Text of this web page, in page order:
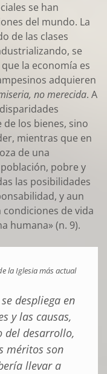
se han
del mundo. La
de las clases
se
la economía es
adquieren
no merecida. A
los bienes, sino
mientras que en
de una
pobre y
las posibilidades
y aun
condiciones de vida
humana» (n. 9).
la Iglesia más actual
se despliega en
y las causas,
del desarrollo,
méritos son
llevar a